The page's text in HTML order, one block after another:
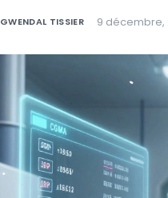
GWENDAL TISSIER 9 décembre,